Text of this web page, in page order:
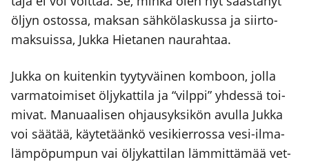
öljyn ostos­sa, mak­san säh­kö­las­kus­sa ja siir­to­
mak­suis­sa, Juk­ka Hie­ta­nen nau­rah­taa.
Juk­ka on kui­ten­kin tyy­ty­väi­nen kom­boon, jol­la
var­ma­toi­mi­set öljy­kat­ti­la ja “vilp­pi” yhdes­sä toi­
mi­vat. Manu­aa­li­sen ohjausyk­si­kön avul­la Juk­ka
voi sää­tää, käy­te­tään­kö vesi­kier­ros­sa vesi-ilma­
läm­pö­pum­pun vai öljy­kat­ti­lan läm­mit­tä­mää vet­